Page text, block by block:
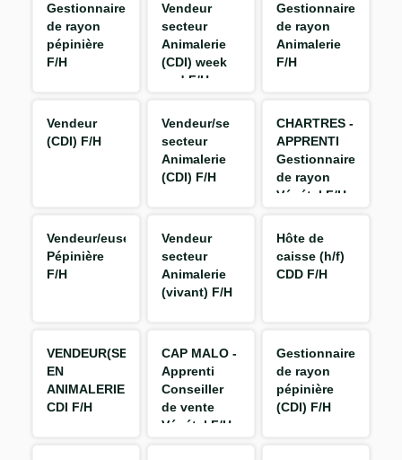
Gestionnaire
de rayon
pépinière
F/H
Vendeur
secteur
Animalerie
(CDI) week
end F/H
Gestionnaire
de rayon
Animalerie
F/H
Vendeur
(CDI) F/H
Vendeur/se
secteur
Animalerie
(CDI) F/H
CHARTRES -
APPRENTI
Gestionnaire
de rayon
Végétal F/H
Vendeur/euse
Pépinière
F/H
Vendeur
secteur
Animalerie
(vivant) F/H
Hôte de
caisse (h/f)
CDD F/H
VENDEUR(SE)
EN
ANIMALERIE
CDI F/H
CAP MALO -
Apprenti
Conseiller
de vente
Végétal F/H
Gestionnaire
de rayon
pépinière
(CDI) F/H